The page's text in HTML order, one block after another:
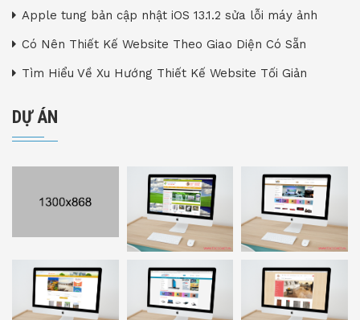
Apple tung bản cập nhật iOS 13.1.2 sửa lỗi máy ảnh
Có Nên Thiết Kế Website Theo Giao Diện Có Sẵn
Tìm Hiểu Về Xu Hướng Thiết Kế Website Tối Giản
DỰ ÁN